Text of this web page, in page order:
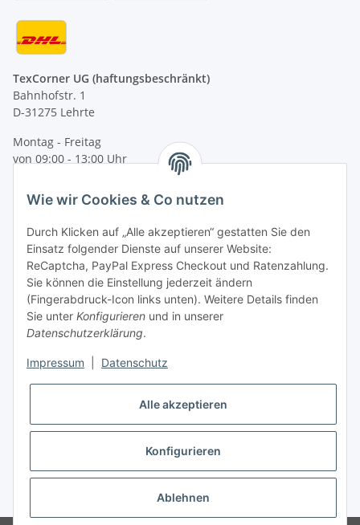
TexCorner UG (haftungsbeschränkt)
Bahnhofstr. 1
D-31275 Lehrte
Montag - Freitag
von 09:00 - 13:00 Uhr
Tel: +49 (0) 5132 8230689
E-Mail:mail@texcorner.de
Vertrag widerrufen
* Alle Preise inkl. gesetzlicher USt., zzgl.Versand
Wie wir Cookies & Co nutzen
Durch Klicken auf „Alle akzeptieren“ gestatten Sie den
Einsatz folgender Dienste auf unserer Website:
ReCaptcha, PayPal Express Checkout und Ratenzahlung.
Sie können die Einstellung jederzeit ändern
(Fingerabdruck-Icon links unten). Weitere Details finden
Sie unter Konfigurieren und in unserer
Datenschutzerklärung.
Impressum Datenschutz
Alle akzeptieren
Konfigurieren
Ablehnen